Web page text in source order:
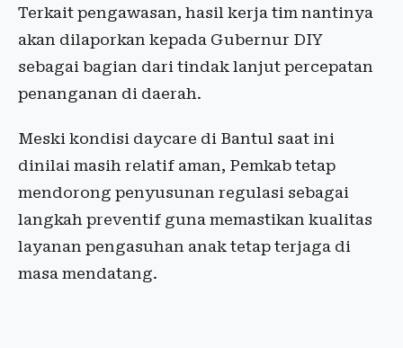
Terkait pengawasan, hasil kerja tim nantinya
akan dilaporkan kepada Gubernur DIY
sebagai bagian dari tindak lanjut percepatan
penanganan di daerah.
Meski kondisi daycare di Bantul saat ini
dinilai masih relatif aman, Pemkab tetap
mendorong penyusunan regulasi sebagai
langkah preventif guna memastikan kualitas
layanan pengasuhan anak tetap terjaga di
masa mendatang.